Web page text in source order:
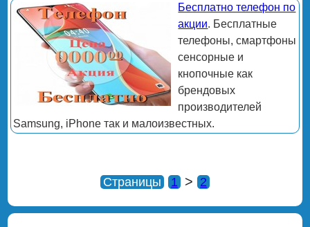
Бесплатно телефон по
акции. Бесплатные
телефоны, смартфоны
сенсорные и
кнопочные как
брендовых
производителей
Samsung, iPhone так и малоизвестных.
Страницы 1 > 2